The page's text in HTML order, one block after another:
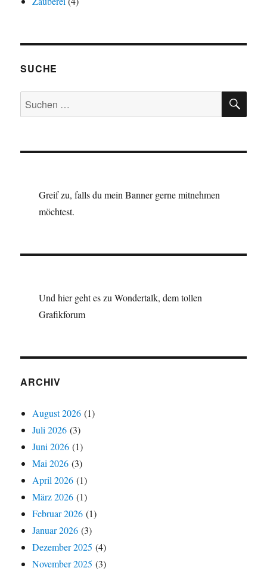
SUCHE
Suchen
nach:
Greif zu, falls du mein Banner gerne mitnehmen
möchtest.
Und hier geht es zu Wondertalk, dem tollen
Grafikforum
ARCHIV
August 2026 (1)
Juli 2026 (3)
Juni 2026 (1)
Mai 2026 (3)
April 2026 (1)
März 2026 (1)
Februar 2026 (1)
Januar 2026 (3)
Dezember 2025 (4)
November 2025 (3)